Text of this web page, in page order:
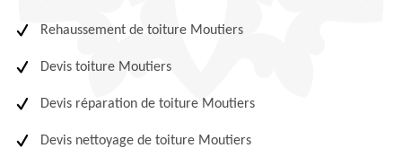
Rehaussement de toiture Moutiers
Devis toiture Moutiers
Devis réparation de toiture Moutiers
Devis nettoyage de toiture Moutiers